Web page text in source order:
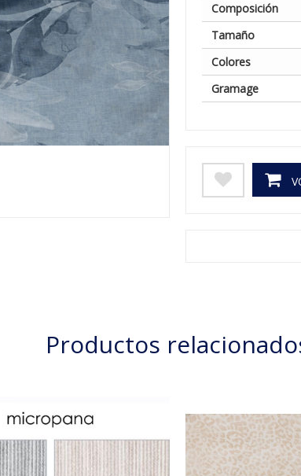
Composición
Tamaño
Colores
Gramage
Productos